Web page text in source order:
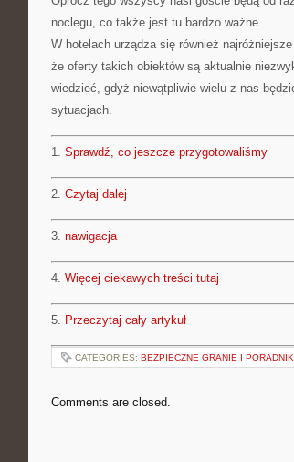
noclegu, co także jest tu bardzo ważne.
W hotelach urządza się również
że oferty takich obiektów są aktualnie
wiedzieć, gdyż niewątpliwie wielu z nas
sytuacjach.
1. Sprawdź, co jeszcze przygotowaliśmy
2. Czytaj dalej
3. nawigacja
4. Więcej ciekawych treści tutaj
5. Przeczytaj cały artykuł
CATEGORIES: BEZPIECZNE GRANIE I
Comments are closed.